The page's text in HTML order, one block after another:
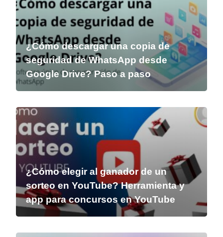
¿Cómo descargar una copia de
seguridad de WhatsApp desde
Google Drive? Paso a paso
¿Cómo elegir al ganador de un
sorteo en YouTube? Herramienta y
app para concursos en YouTube